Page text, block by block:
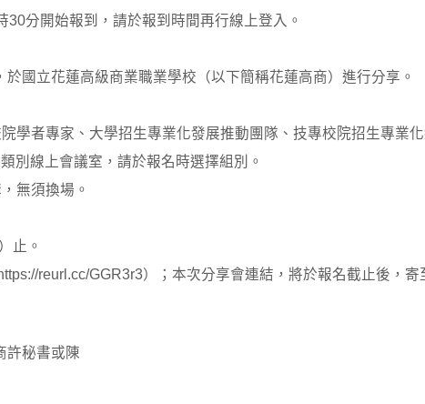
分開始報到，請於報到時間再行線上登入。
國立花蓮高級商業職業學校（以下簡稱花蓮高商）進行分享。
學者專家、大學招生專業化發展推動團隊、技專校院招生專業
別線上會議室，請於報名時選擇組別。
無須換場。
止。
reurl.cc/GGR3r3）；本次分享會連結，將於報名截止後，
許秘書或陳